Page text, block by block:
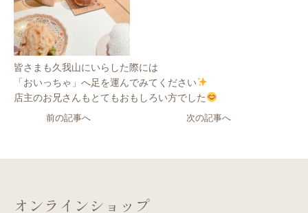
皆さまも久我山にいらした際には
「おいっちゃ」へ足を運んでみてください
店主のお兄さんもとてもおもしろい方でした
前の記事へ 次の記事へ
オンラインショップ